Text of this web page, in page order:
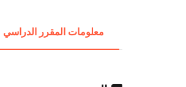
معلومات المقرر الدراسي